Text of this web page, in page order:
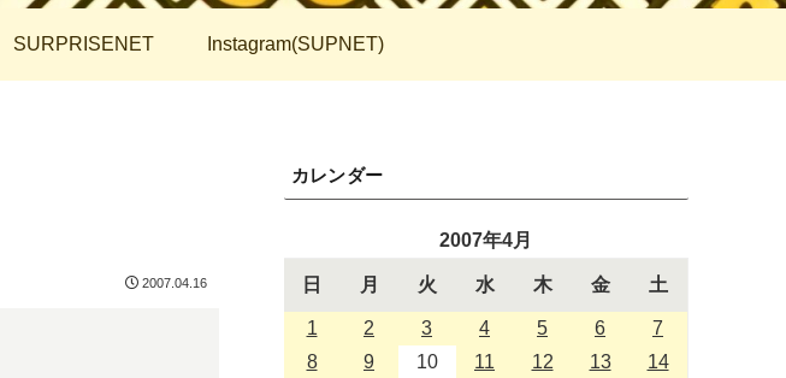
SURPRISENET Instagram(SUPNET)
2007.04.16
カレンダー
2007年4月
日 月 火 水 木 金 土
1 2 3 4 5 6
7
8
9 10 11 12 13
14